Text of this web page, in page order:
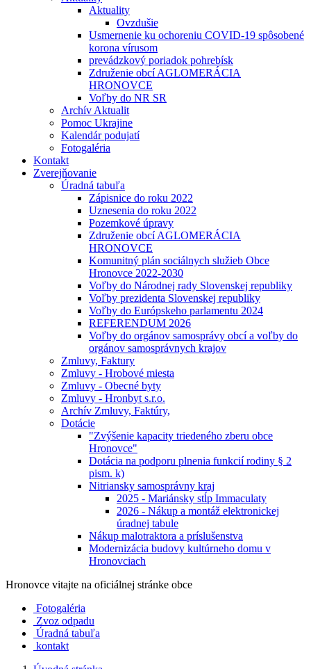
Aktuality
Ovzdušie
Usmernenie ku ochoreniu COVID-19 spôsobené
korona vírusom
prevádzkový poriadok pohrebísk
Združenie obcí AGLOMERÁCIA
HRONOVCE
Voľby do NR SR
Archív Aktualit
Pomoc Ukrajine
Kalendár podujatí
Fotogaléria
Kontakt
Zverejňovanie
Úradná tabuľa
Zápisnice do roku 2022
Uznesenia do roku 2022
Pozemkové úpravy
Združenie obcí AGLOMERÁCIA
HRONOVCE
Komunitný plán sociálnych služieb Obce
Hronovce 2022-2030
Voľby do Národnej rady Slovenskej republiky
Voľby prezidenta Slovenskej republiky
Voľby do Európskeho parlamentu 2024
REFERENDUM 2026
Voľby do orgánov samosprávy obcí a voľby do
orgánov samosprávnych krajov
Zmluvy, Faktury
Zmluvy - Hrobové miesta
Zmluvy - Obecné byty
Zmluvy - Hronbyt s.r.o.
Archív Zmluvy, Faktúry,
Dotácie
"Zvýšenie kapacity triedeného zberu obce
Hronovce"
Dotácia na podporu plnenia funkcií rodiny § 2
pism. k)
Nitriansky samosprávny kraj
2025 - Mariánsky stĺp Immaculaty
2026 - Nákup a montáž elektronickej
úradnej tabule
Nákup malotraktora a príslušenstva
Modernizácia budovy kultúrneho domu v
Hronovciach
Hronovce vitajte na oficiálnej stránke obce
Fotogaléria
Zvoz odpadu
Úradná tabuľa
kontakt